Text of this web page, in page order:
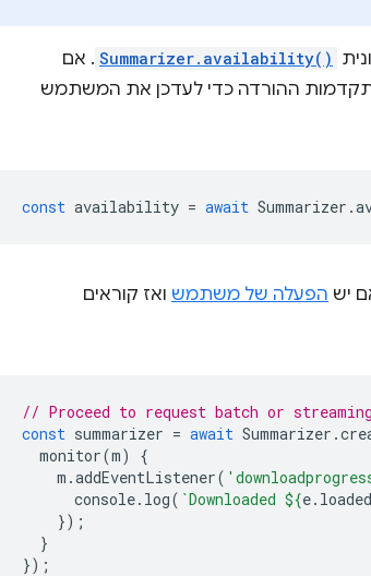
Summarizer.availability() . אם
ההורדה כדי לעדכן את המשתמש
const availability = await Summarizer .
יש הפעלה של משתמש ואז קוראים
// Proceed to request batch or
const summarizer = await Summarizer .
monitor(m)
{
m .addEventListener(
console. log( `Downloaded ${e. loaded
});
}
});